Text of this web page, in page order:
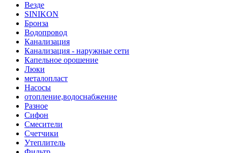
Везде
SINIKON
Бронза
Водопровод
Канализация
Канализация - наружные сети
Капельное орошение
Люки
металопласт
Насосы
отопление,водоснабжение
Разное
Сифон
Смесители
Счетчики
Утеплитель